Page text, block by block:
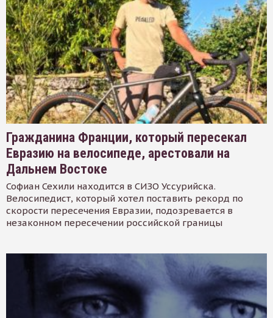
Гражданина Франции, который пересекал
Евразию на велосипеде, арестовали на
Дальнем Востоке
Софиан Сехили находится в СИЗО Уссурийска.
Велосипедист, который хотел поставить рекорд по
скорости пересечения Евразии, подозревается в
незаконном пересечении российской границы